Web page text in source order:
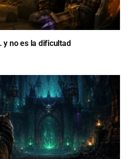
no es la dificultad